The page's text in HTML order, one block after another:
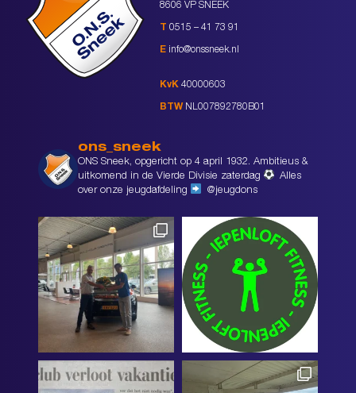
8606 VP SNEEK
0515 – 41 73 91
E info@onssneek.nl
KvK 40000603
BTW NL007892780B01
ons_sneek
ONS Sneek, opgericht op 4 april 1932. Ambitieus &
uitkomend in de Vierde Divisie zaterdag
Alles
over onze jeugdafdeling
@jeugdons